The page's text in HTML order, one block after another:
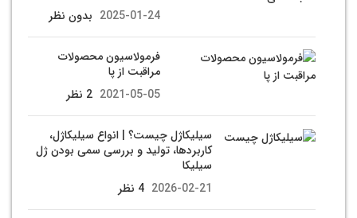
2025-01-24 بدون نظر
فرمولاسیون محصولات
مراقبت از پا
2021-05-05 2 نظر
سیلیکاژل چیست؟ | انواع سیلیکاژل،
کاربردها، تولید و بررسی سمی بودن ژل
سیلیکا
2026-02-21 4 نظر